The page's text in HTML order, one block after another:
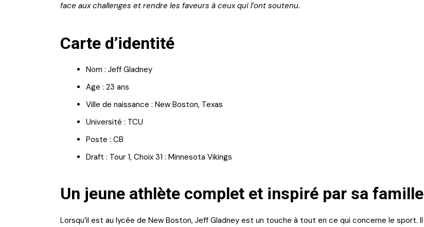
face aux challenges et rendre les faveurs à ceux qui l’ont soutenu.
Carte d’identité
Nom : Jeff Gladney
Age : 23 ans
Ville de naissance : New Boston, Texas
Université : TCU
Poste : CB
Draft : Tour 1, Choix 31 : Minnesota Vikings
Un jeune athlète complet et inspiré par sa famille
Lorsqu’il est au lycée de New Boston, Jeff Gladney est un touche à tout en ce qui concerne le sport. Il